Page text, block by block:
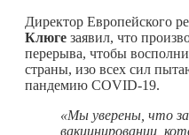
Директор Европейского
Клюге заявил, что
перерыва, чтобы
страны, изо всех сил
пандемию COVID-19.
«Мы уверены, что
вакцинировании,